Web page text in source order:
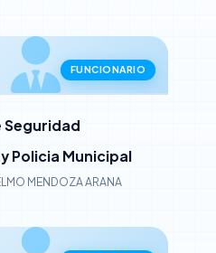
FUNCIONARIO
Seguridad
Policia Municipal
MENDOZA ARANA